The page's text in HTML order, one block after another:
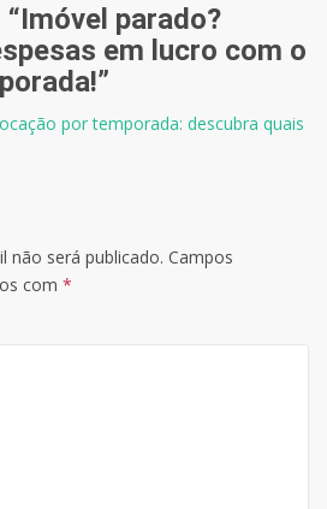
parado?
em lucro com o
por temporada: descubra quais
não será publicado. Campos
com *